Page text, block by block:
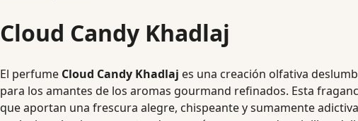
Cloud Candy Khadlaj
El perfume Cloud Candy Khadlaj es una creación olfativa
para los amantes de los aromas gourmand refinados. Esta
que aportan una frescura alegre, chispeante y sumamente